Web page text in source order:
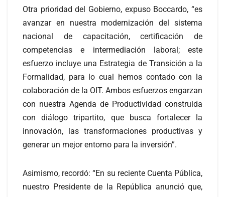
Otra prioridad del Gobierno, expuso Boccardo, “es
avanzar en nuestra modernización del sistema
nacional de capacitación, certificación de
competencias e intermediación laboral; este
esfuerzo incluye una Estrategia de Transición a la
Formalidad, para lo cual hemos contado con la
colaboración de la OIT. Ambos esfuerzos engarzan
con nuestra Agenda de Productividad construida
con diálogo tripartito, que busca fortalecer la
innovación, las transformaciones productivas y
generar un mejor entorno para la inversión”.
Asimismo, recordó: “En su reciente Cuenta Pública,
nuestro Presidente de la República anunció que,